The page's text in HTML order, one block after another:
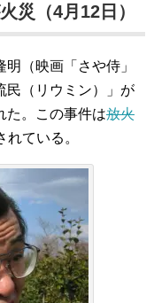
災（4月12日）
（映画「さや侍」
民（リウミン）」が
た。この事件は放火
れている。